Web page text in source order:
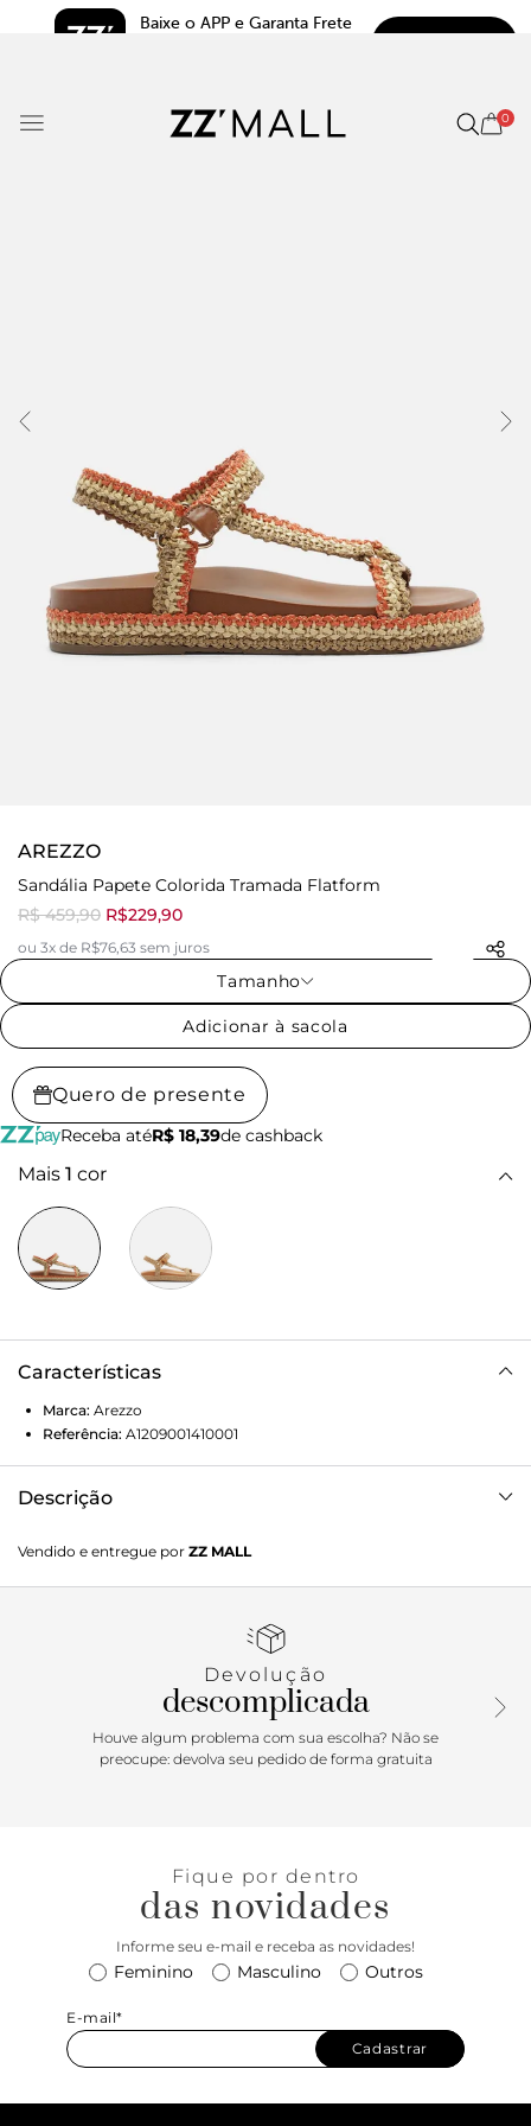
Baixe o APP e Garanta Frete
0
AREZZO
Sandália Papete Colorida Tramada Flatform
R$ 459,90 R$229,90
ou 3x de R$76,63 sem juros
Tamanho
Adicionar à sacola
Quero de presente
Receba atéR$ 18,39de cashback
Mais 1 cor
Características
Marca: Arezzo
Referência: A1209001410001
Descrição
material tramado. O sapato tem salto rasteiro, solado
flatform e base emborrachada, com formato arredondado
nome da marca. Traz tiras largas sobre os dedos, nas
fivela lateral. Fecho em tira com velcro no tornozelo.
Vendido e entregue por ZZ MALL
Devolução
descomplicada
Houve algum problema com sua escolha? Não se
preocupe: devolva seu pedido de forma gratuita
Fique por dentro
das novidades
Informe seu e-mail e receba as novidades!
Feminino Masculino Outros
E-mail*
Cadastrar